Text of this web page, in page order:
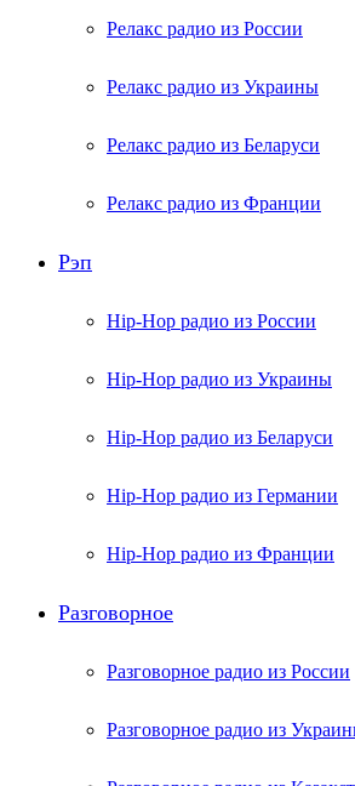
Релакс радио из России
Релакс радио из Украины
Релакс радио из Беларуси
Релакс радио из Франции
Рэп
Hip-Hop радио из России
Hip-Hop радио из Украины
Hip-Hop радио из Беларуси
Hip-Hop радио из Германии
Hip-Hop радио из Франции
Разговорное
Разговорное радио из России
Разговорное радио из